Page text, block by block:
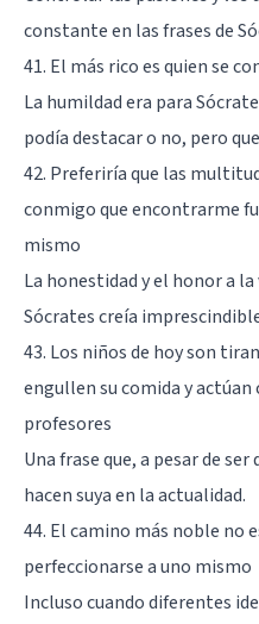
constante en las frases de
41. El más rico es quien se
La humildad era para
podía destacar o no, pero
42. Preferiría que las
conmigo que encontrarme
mismo
La honestidad y el honor a
Sócrates creía
43. Los niños de hoy son
engullen su comida y
profesores
Una frase que, a pesar de
hacen suya en la actualidad.
44. El camino más noble no
perfeccionarse a uno mismo
Incluso cuando diferentes